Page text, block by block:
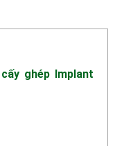
ghép Implant